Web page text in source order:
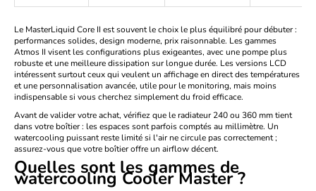
Le MasterLiquid Core II est souvent le choix le plus équilibré pour débuter :
performances solides, design moderne, prix raisonnable. Les gammes
Atmos II visent les configurations plus exigeantes, avec une pompe plus
robuste et une meilleure dissipation sur longue durée. Les versions LCD
intéressent surtout ceux qui veulent un affichage en direct des températures
et une personnalisation avancée, utile pour le monitoring, mais moins
indispensable si vous cherchez simplement du froid efficace.
Avant de valider votre achat, vérifiez que le radiateur 240 ou 360 mm tient
dans votre boîtier : les espaces sont parfois comptés au millimètre. Un
watercooling puissant reste limité si l'air ne circule pas correctement ;
assurez-vous que votre boîtier offre un airflow décent.
Quelles sont les gammes de
watercooling Cooler Master ?